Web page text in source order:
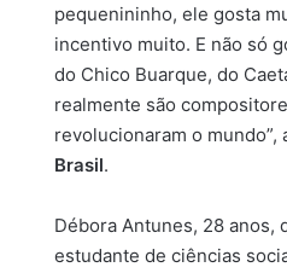
pequenininho, ele gosta
incentivo muito. E não só
do Chico Buarque, do
realmente são
revolucionaram o mundo”,
Brasil.
Débora Antunes, 28 anos,
estudante de ciências